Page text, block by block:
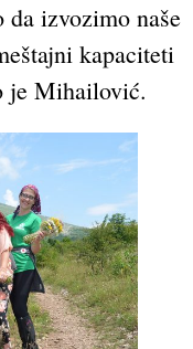
da izvozimo naše
kapaciteti
je Mihailović.